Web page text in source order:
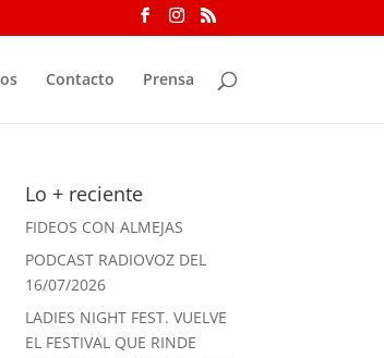
Contacto Prensa
Lo + reciente
FIDEOS CON ALMEJAS
PODCAST RADIOVOZ DEL
16/07/2026
LADIES NIGHT FEST. VUELVE
EL FESTIVAL QUE RINDE